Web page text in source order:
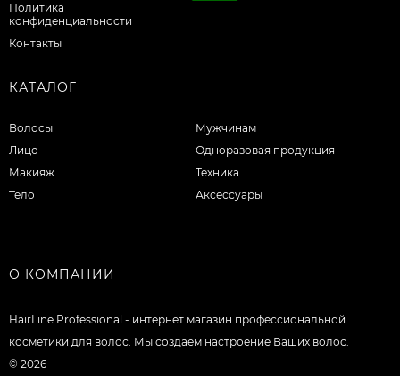
Политика
конфиденциальности
Контакты
КАТАЛОГ
Волосы
Лицо
Макияж
Тело
Мужчинам
Одноразовая продукция
Техника
Аксессуары
О КОМПАНИИ
HairLine Professional - интернет магазин профессиональной
косметики для волос. Мы создаем настроение Ваших волос.
© 2026